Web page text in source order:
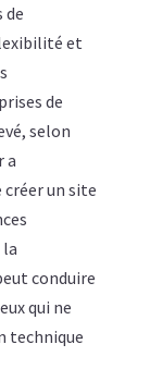
de
et
de
selon
a
créer un site
conduire
qui ne
technique